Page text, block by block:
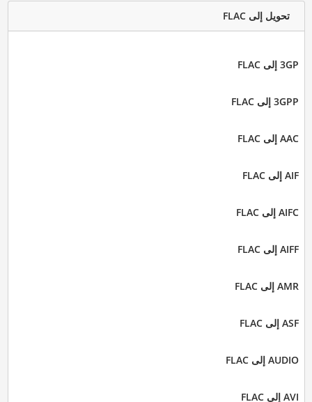
تحويل إلى FLAC
3GP إلى FLAC
3GPP إلى FLAC
AAC إلى FLAC
AIF إلى FLAC
AIFC إلى FLAC
AIFF إلى FLAC
AMR إلى FLAC
ASF إلى FLAC
AUDIO إلى FLAC
AVI إلى FLAC